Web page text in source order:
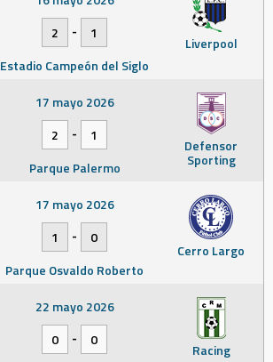
Liverpool
2
-
1
Estadio Campeón del Siglo
Defensor
Sporting
17 mayo 2026
2
-
1
Parque Palermo
Cerro Largo
17 mayo 2026
1
-
0
Parque Osvaldo Roberto
Racing
22 mayo 2026
0
-
0